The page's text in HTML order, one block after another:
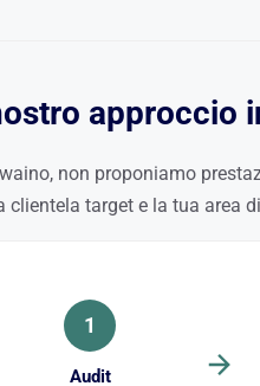
approccio
non proponiamo
clientela target e la tua area
1
Audit